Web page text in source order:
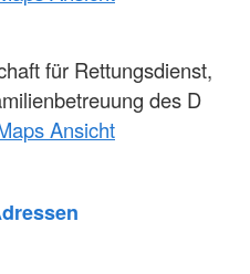
für Rettungsdienst,
des D
Ansicht